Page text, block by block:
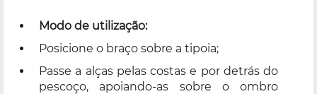
Modo de utilização:
Posicione o braço sobre a tipoia;
Passe a alças pelas costas e por detrás do
pescoço, apoiando-as sobre o ombro